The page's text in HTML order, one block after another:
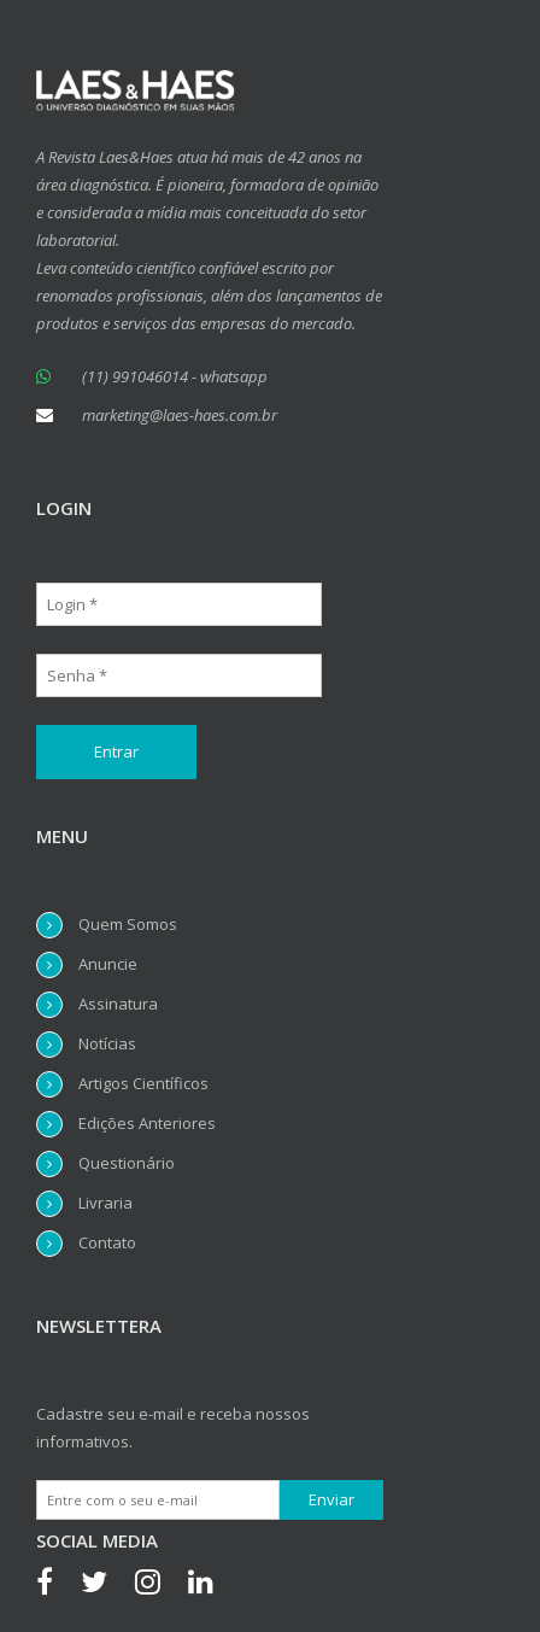
A Revista Laes&Haes atua há mais de 42 anos na
área diagnóstica. É pioneira, formadora de opinião
e considerada a mídia mais conceituada do setor
laboratorial.
Leva conteúdo científico confiável escrito por
renomados profissionais, além dos lançamentos de
produtos e serviços das empresas do mercado.
(11) 991046014 - whatsapp
marketing@laes-haes.com.br
LOGIN
MENU
Quem Somos
Anuncie
Assinatura
Notícias
Artigos Científicos
Edições Anteriores
Questionário
Livraria
Contato
NEWSLETTERA
Cadastre seu e-mail e receba nossos
informativos.
SOCIAL MEDIA